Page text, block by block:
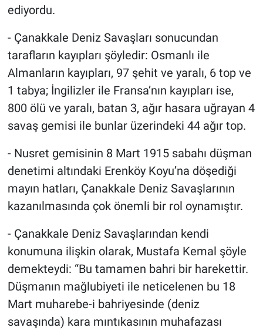
ediyordu.
- Çanakkale Deniz Savaşları sonucundan
tarafların kayıpları şöyledir: Osmanlı ile
Almanların kayıpları, 97 şehit ve yaralı, 6 top ve
1 tabya; İngilizler ile Fransa’nın kayıpları ise,
800 ölü ve yaralı, batan 3, ağır hasara uğrayan 4
savaş gemisi ile bunlar üzerindeki 44 ağır top.
- Nusret gemisinin 8 Mart 1915 sabahı düşman
denetimi altındaki Erenköy Koyu’na döşediği
mayın hatları, Çanakkale Deniz Savaşlarının
kazanılmasında çok önemli bir rol oynamıştır.
- Çanakkale Deniz Savaşlarından kendi
konumuna ilişkin olarak, Mustafa Kemal şöyle
demekteydi: “Bu tamamen bahri bir harekettir.
Düşmanın mağlubiyeti ile neticelenen bu 18
Mart muharebe-i bahriyesinde (deniz
savaşında) kara mıntıkasının muhafazası